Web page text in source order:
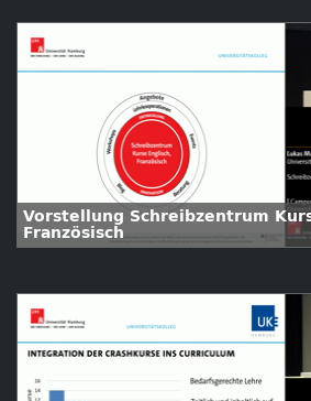
Vorstellung Schreibzentrum
Französisch